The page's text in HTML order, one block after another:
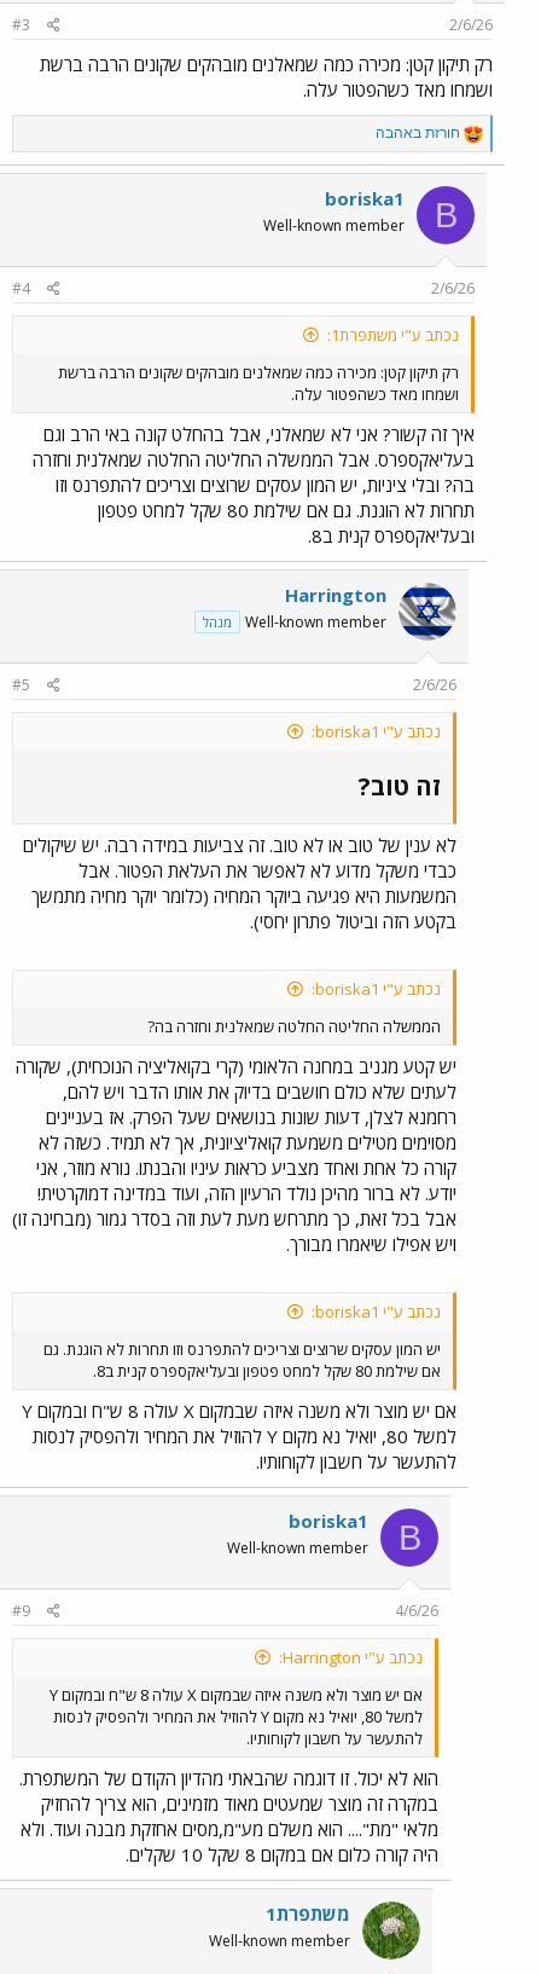
2/6/26
#3
רק תיקון קטן: מכירה כמה שמאלנים מובהקים שקונים הרבה ברשת
ושמחו מאד כשהפטור עלה.
R
e
a
c
o
n
s
חורזת באהבה
B
boriska1
Well-known member
2/6/26
#4
נכתב ע"י משתפרת1:
רק תיקון קטן: מכירה כמה שמאלנים מובהקים שקונים הרבה ברשת
ושמחו מאד כשהפטור עלה.
איך זה קשור? אני לא שמאלני, אבל בהחלט קונה באי הרב וגם
בעליאקספרס. אבל הממשלה החליטה החלטה שמאלנית וחזרה
בה? ובלי ציניות, יש המון עסקים שרוצים וצריכים להתפרנס וזו
תחרות לא הוגנת. גם אם שילמת 80 שקל למחט פטפון
ובעליאקספרס קנית ב8.
Harrington
Well-known member מנהל
2/6/26
#5
נכתב ע"י boriska1:
זה טוב?​
לא ענין של טוב או לא טוב. זה צביעות במידה רבה. יש שיקולים
כבדי משקל מדוע לא לאפשר את העלאת הפטור. אבל
המשמעות היא פגיעה ביוקר המחיה (כלומר יוקר מחיה מתמשך
בקטע הזה וביטול פתרון יחסי).
נכתב ע"י boriska1:
הממשלה החליטה החלטה שמאלנית וחזרה בה?
יש קטע מגניב במחנה הלאומי (קרי בקואליציה הנוכחית), שקורה
לעתים שלא כולם חושבים בדיוק את אותו הדבר ויש להם,
רחמנא לצלן, דעות שונות בנושאים שעל הפרק. אז בעניינים
מסוימים מטילים משמעת קואליציונית, אך לא תמיד. כשזה לא
קורה כל אחת ואחד מצביע כראות עיניו והבנתו. נורא מוזר, אני
יודע. לא ברור מהיכן נולד הרעיון הזה, ועוד במדינה דמוקרטית!
אבל בכל זאת, כך מתרחש מעת לעת וזה בסדר גמור (מבחינה זו)
ויש אפילו שיאמרו מבורך.
נכתב ע"י boriska1:
יש המון עסקים שרוצים וצריכים להתפרנס וזו תחרות לא הוגנת. גם
אם שילמת 80 שקל למחט פטפון ובעליאקספרס קנית ב8.
אם יש מוצר ולא משנה איזה שבמקום X עולה 8 ש"ח ובמקום Y
למשל 80, יואיל נא מקום Y להוזיל את המחיר ולהפסיק לנסות
להתעשר על חשבון לקוחותיו.
B
boriska1
Well-known member
4/6/26
#9
נכתב ע"י Harrington:
אם יש מוצר ולא משנה איזה שבמקום X עולה 8 ש"ח ובמקום Y
למשל 80, יואיל נא מקום Y להוזיל את המחיר ולהפסיק לנסות
להתעשר על חשבון לקוחותיו.
הוא לא יכול. זו דוגמה שהבאתי מהדיון הקודם של המשתפרת.
במקרה זה מוצר שמעטים מאוד מזמינים, הוא צריך להחזיק
מלאי "מת".... הוא משלם מע"מ,מסים אחזקת מבנה ועוד. ולא
היה קורה כלום אם במקום 8 שקל 10 שקלים.
משתפרת1
Well-known member